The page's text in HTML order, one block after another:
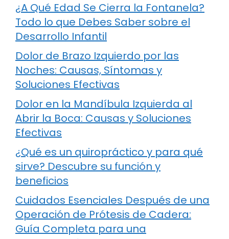
¿A Qué Edad Se Cierra la Fontanela?
Todo lo que Debes Saber sobre el
Desarrollo Infantil
Dolor de Brazo Izquierdo por las
Noches: Causas, Síntomas y
Soluciones Efectivas
Dolor en la Mandíbula Izquierda al
Abrir la Boca: Causas y Soluciones
Efectivas
¿Qué es un quiropráctico y para qué
sirve? Descubre su función y
beneficios
Cuidados Esenciales Después de una
Operación de Prótesis de Cadera:
Guía Completa para una